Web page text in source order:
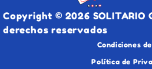
Copyright © 2026 SOLITARIO
derechos reservados
Condiciones
Política de